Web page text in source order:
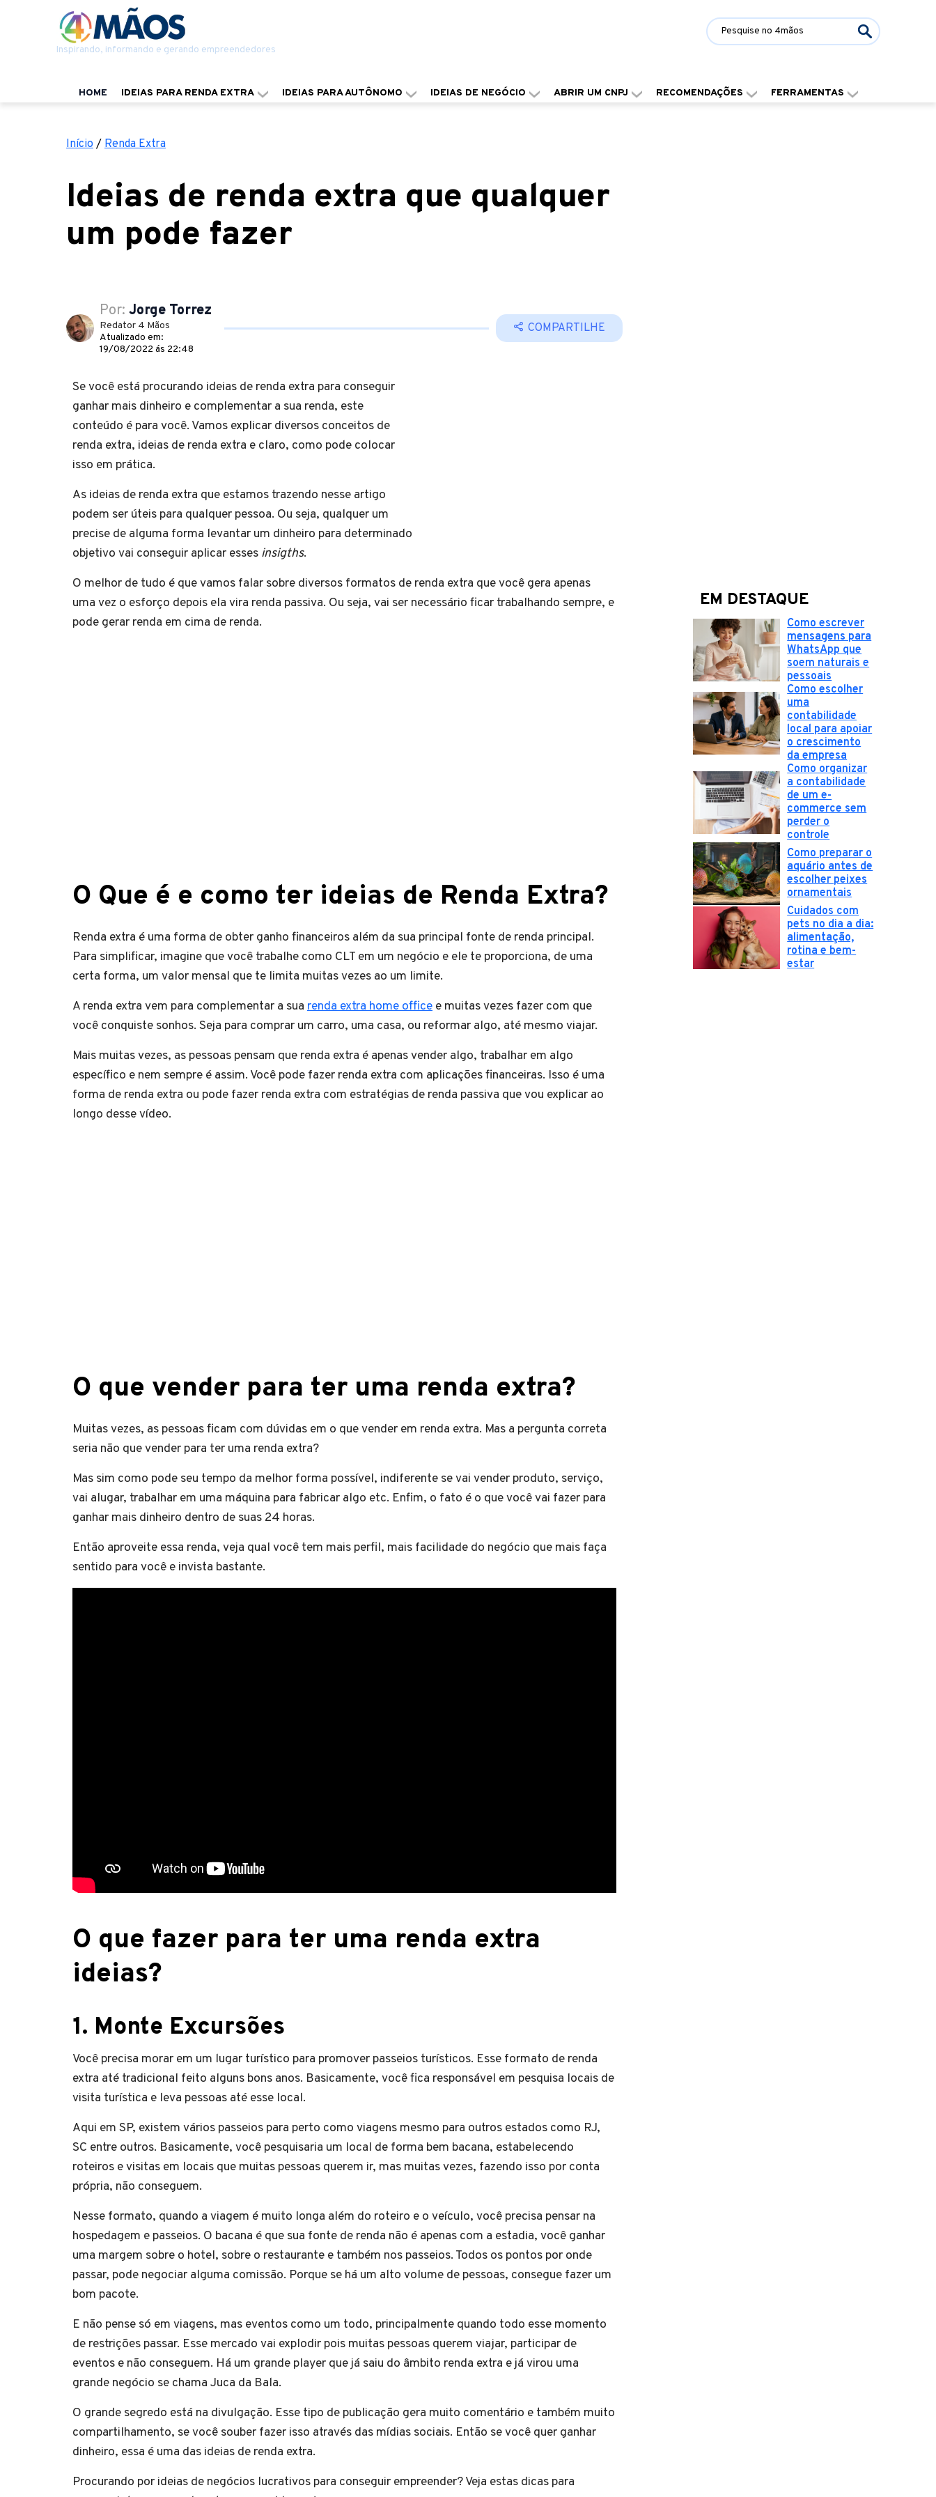
Inspirando, informando e gerando empreendedores
HOME IDEIAS PARA RENDA EXTRA IDEIAS PARA AUTÔNOMO IDEIAS DE NEGÓCIO ABRIR UM CNPJ RECOMENDAÇÕES FERRAMENTAS
Início / Renda Extra
Ideias de renda extra que qualquer
um pode fazer
Por: Jorge Torrez
Redator 4 Mãos
Atualizado em:
19/08/2022 ás 22:48
COMPARTILHE
Se você está procurando ideias de renda extra para conseguir
ganhar mais dinheiro e complementar a sua renda, este
conteúdo é para você. Vamos explicar diversos conceitos de
renda extra, ideias de renda extra e claro, como pode colocar
isso em prática.
As ideias de renda extra que estamos trazendo nesse artigo
podem ser úteis para qualquer pessoa. Ou seja, qualquer um
precise de alguma forma levantar um dinheiro para determinado
objetivo vai conseguir aplicar esses insigths.
O melhor de tudo é que vamos falar sobre diversos formatos de renda extra que você gera apenas
uma vez o esforço depois ela vira renda passiva. Ou seja, vai ser necessário ficar trabalhando sempre, e
pode gerar renda em cima de renda.
O Que é e como ter ideias de Renda Extra?
Renda extra é uma forma de obter ganho financeiros além da sua principal fonte de renda principal.
Para simplificar, imagine que você trabalhe como CLT em um negócio e ele te proporciona, de uma
certa forma, um valor mensal que te limita muitas vezes ao um limite.
A renda extra vem para complementar a sua renda extra home office e muitas vezes fazer com que
você conquiste sonhos. Seja para comprar um carro, uma casa, ou reformar algo, até mesmo viajar.
Mais muitas vezes, as pessoas pensam que renda extra é apenas vender algo, trabalhar em algo
específico e nem sempre é assim. Você pode fazer renda extra com aplicações financeiras. Isso é uma
forma de renda extra ou pode fazer renda extra com estratégias de renda passiva que vou explicar ao
longo desse vídeo.
O que vender para ter uma renda extra?
Muitas vezes, as pessoas ficam com dúvidas em o que vender em renda extra. Mas a pergunta correta
seria não que vender para ter uma renda extra?
Mas sim como pode seu tempo da melhor forma possível, indiferente se vai vender produto, serviço,
vai alugar, trabalhar em uma máquina para fabricar algo etc. Enfim, o fato é o que você vai fazer para
ganhar mais dinheiro dentro de suas 24 horas.
Então aproveite essa renda, veja qual você tem mais perfil, mais facilidade do negócio que mais faça
sentido para você e invista bastante.
O que fazer para ter uma renda extra
ideias?
1. Monte Excursões
Você precisa morar em um lugar turístico para promover passeios turísticos. Esse formato de renda
extra até tradicional feito alguns bons anos. Basicamente, você fica responsável em pesquisa locais de
visita turística e leva pessoas até esse local.
Aqui em SP, existem vários passeios para perto como viagens mesmo para outros estados como RJ,
SC entre outros. Basicamente, você pesquisaria um local de forma bem bacana, estabelecendo
roteiros e visitas em locais que muitas pessoas querem ir, mas muitas vezes, fazendo isso por conta
própria, não conseguem.
Nesse formato, quando a viagem é muito longa além do roteiro e o veículo, você precisa pensar na
hospedagem e passeios. O bacana é que sua fonte de renda não é apenas com a estadia, você ganhar
uma margem sobre o hotel, sobre o restaurante e também nos passeios. Todos os pontos por onde
passar, pode negociar alguma comissão. Porque se há um alto volume de pessoas, consegue fazer um
bom pacote.
E não pense só em viagens, mas eventos como um todo, principalmente quando todo esse momento
de restrições passar. Esse mercado vai explodir pois muitas pessoas querem viajar, participar de
eventos e não conseguem. Há um grande player que já saiu do âmbito renda extra e já virou uma
grande negócio se chama Juca da Bala.
O grande segredo está na divulgação. Esse tipo de publicação gera muito comentário e também muito
compartilhamento, se você souber fazer isso através das mídias sociais. Então se você quer ganhar
dinheiro, essa é uma das ideias de renda extra.
Procurando por ideias de negócios lucrativos para conseguir empreender? Veja estas dicas para
EM DESTAQUE
Como escrever
mensagens para
WhatsApp que
soem naturais e
pessoais
Como escolher
uma
contabilidade
local para apoiar
o crescimento
da empresa
Como organizar
a contabilidade
de um e-
commerce sem
perder o
controle
Como preparar o
aquário antes de
escolher peixes
ornamentais
Cuidados com
pets no dia a dia:
alimentação,
rotina e bem-
estar